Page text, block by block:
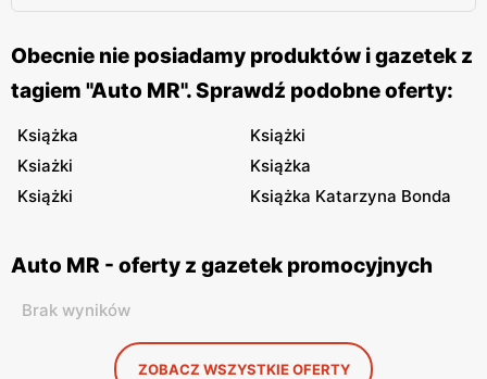
Obecnie nie posiadamy produktów i gazetek z
tagiem "Auto MR". Sprawdź podobne oferty:
Książka
Książki
Ksiażki
Książka
Książki
Książka Katarzyna Bonda
Auto MR - oferty z gazetek promocyjnych
Brak wyników
ZOBACZ WSZYSTKIE OFERTY